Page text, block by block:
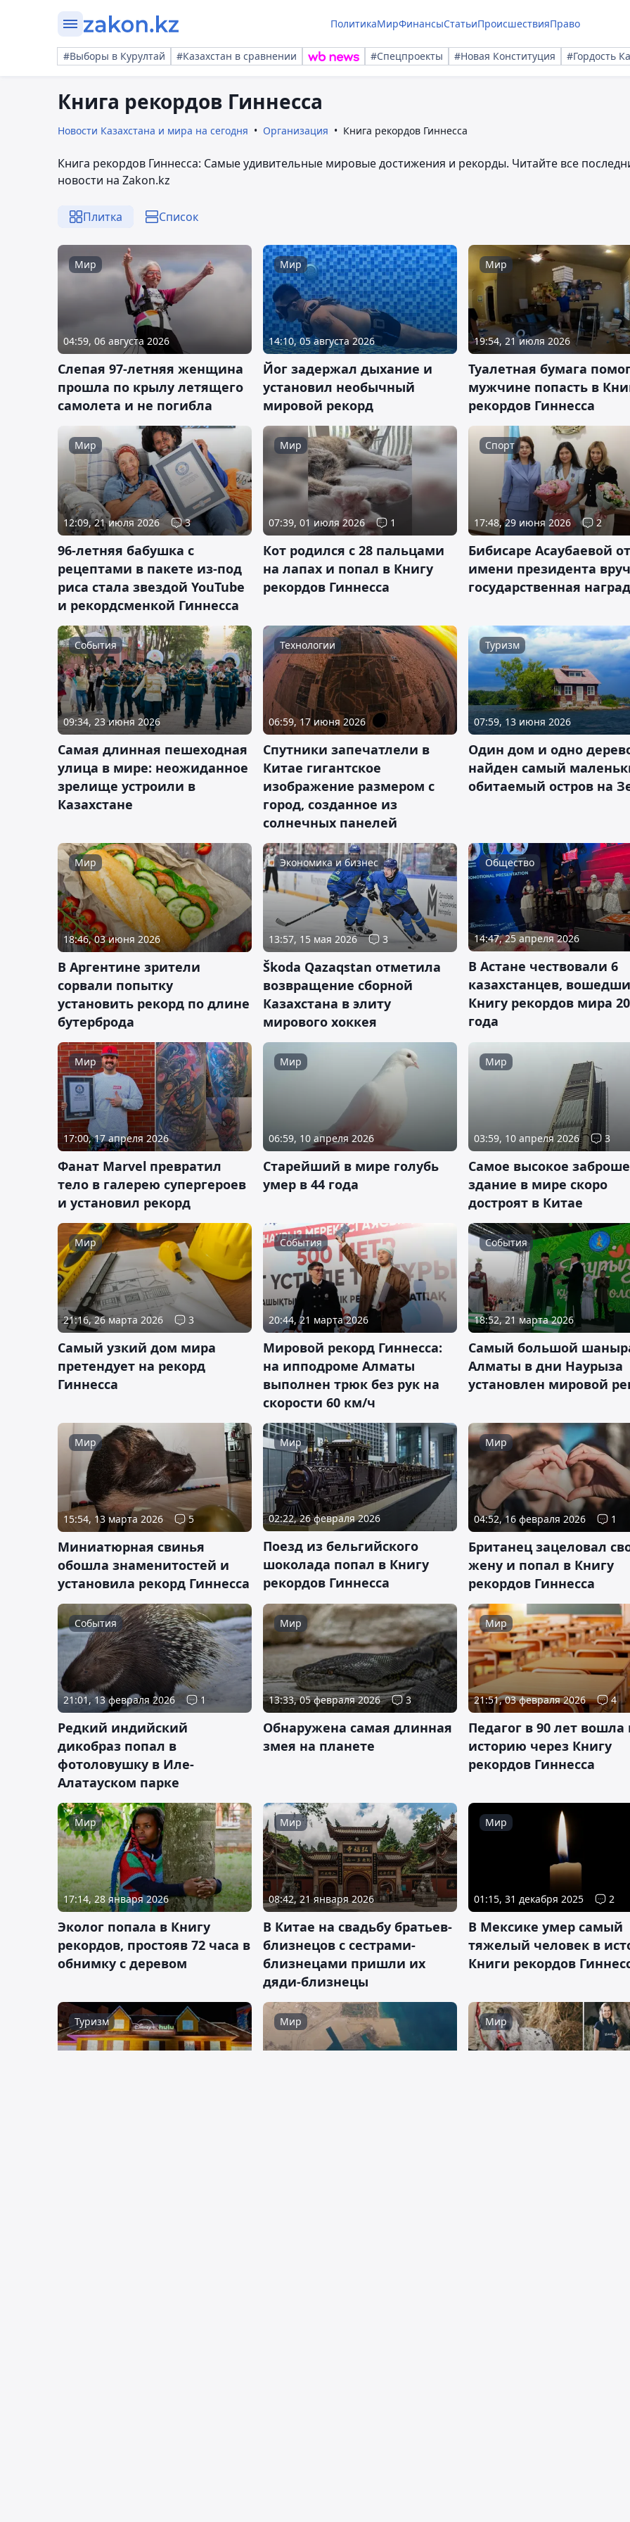
ПолитикаМирФинансыСтатьиПроисшествияПраво
#Выборы в Курултай #Казахстан в сравнении #Спецпроекты #Новая Конституция #Гордость
Книга рекордов Гиннесса
Новости Казахстана и мира на сегодня Организация Книга рекордов Гиннесса
Книга рекордов Гиннесса: Самые удивительные мировые достижения и рекорды. Читайте все
новости на Zakon.kz
Плитка Список
Мир
04:59, 06 августа 2026
Слепая 97-летняя женщина
прошла по крылу летящего
самолета и не погибла
Мир
14:10, 05 августа 2026
Йог задержал дыхание и
установил необычный
мировой рекорд
Мир
19:54, 21 июля 2026
Туалетная бумага
мужчине попасть в
рекордов Гиннесса
Мир
12:09, 21 июля 2026 3
96-летняя бабушка с
рецептами в пакете из-под
риса стала звездой YouTube
и рекордсменкой Гиннесса
Мир
07:39, 01 июля 2026 1
Кот родился с 28 пальцами
на лапах и попал в Книгу
рекордов Гиннесса
Спорт
17:48, 29 июня 2026 2
Бибисаре Асаубаевой от
имени президента
государственная
События
09:34, 23 июня 2026
Самая длинная пешеходная
улица в мире: неожиданное
зрелище устроили в
Казахстане
Технологии
06:59, 17 июня 2026
Спутники запечатлели в
Китае гигантское
изображение размером с
город, созданное из
солнечных панелей
Туризм
07:59, 13 июня 2026
Один дом и одно
найден самый
обитаемый остров на
Мир
18:46, 03 июня 2026
В Аргентине зрители
сорвали попытку
установить рекорд по длине
бутерброда
Экономика и бизнес
13:57, 15 мая 2026 3
Škoda Qazaqstan отметила
возвращение сборной
Казахстана в элиту
мирового хоккея
Общество
14:47, 25 апреля 2026
В Астане чествовали 6
казахстанцев,
Книгу рекордов мира
года
Мир
17:00, 17 апреля 2026
Фанат Marvel превратил
тело в галерею супергероев
и установил рекорд
Мир
06:59, 10 апреля 2026
Старейший в мире голубь
умер в 44 года
Мир
03:59, 10 апреля 2026 3
Самое высокое
здание в мире скоро
достроят в Китае
Мир
21:16, 26 марта 2026 3
Самый узкий дом мира
претендует на рекорд
Гиннесса
События
20:44, 21 марта 2026
Мировой рекорд Гиннесса:
на ипподроме Алматы
выполнен трюк без рук на
скорости 60 км/ч
События
18:52, 21 марта 2026
Самый большой
Алматы в дни Наурыза
установлен мировой
Мир
15:54, 13 марта 2026 5
Миниатюрная свинья
обошла знаменитостей и
установила рекорд Гиннесса
Мир
02:22, 26 февраля 2026
Поезд из бельгийского
шоколада попал в Книгу
рекордов Гиннесса
Мир
04:52, 16 февраля 2026 1
Британец зацеловал
жену и попал в Книгу
рекордов Гиннесса
События
21:01, 13 февраля 2026 1
Редкий индийский
дикобраз попал в
фотоловушку в Иле-
Алатауском парке
Мир
13:33, 05 февраля 2026 3
Обнаружена самая длинная
змея на планете
Мир
21:51, 03 февраля 2026 4
Педагог в 90 лет вошла
историю через Книгу
рекордов Гиннесса
Мир
17:14, 28 января 2026
Эколог попала в Книгу
рекордов, простояв 72 часа в
обнимку с деревом
Мир
08:42, 21 января 2026
В Китае на свадьбу братьев-
близнецов с сестрами-
близнецами пришли их
дяди-близнецы
Мир
01:15, 31 декабря 2025 2
В Мексике умер самый
тяжелый человек в
Книги рекордов
Туризм Мир Мир